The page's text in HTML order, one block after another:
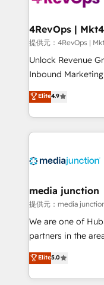
far with our
提供元：4RevOps
Unlock Revenue
Inbound Marketing,
specialize in
across industries
and customer
methodologies.
offer unparalleled insights.
Mexico, USA, and
hundred successful
rooted in RevOps
training, planning,
inbound
understanding,
Elite4.9
media junction
提供元：media
We are one of
partners in the
design &
implementations
companies. We are woman-owned, powered by
Elite5.0